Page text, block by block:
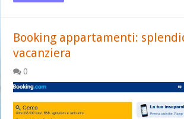
Booking appartamenti:
vacanziera
0